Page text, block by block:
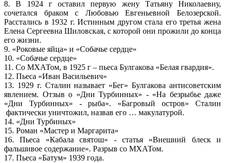
8. В 1924 г оставил первую жену Татьяну Николаевну,
сочетался браком с Любовью Евгеньевной Белозерской.
Расстались в 1932 г. Истинным другом стала его третья жена
Елена Сергеевна Шиловская, с которой они прожили до конца
его жизни.
9. «Роковые яйца» и «Собачье сердце»
10. «Собачье сердце»
11. Со МХАТом, в 1925 г – пьеса Булгакова «Белая гвардия».
12. Пьеса «Иван Васильевич»
13. 1929 г. Сталин называет «Бег» Булгакова антисоветским
явлением. Отзыв о «Дни Турбинных» - «На безрыбье даже
«Дни Турбинных» - рыба». «Багровый остров» Сталин
фактически уничтожил, назвав его … макулатурой.
14. «Дни Турбиных»
15. Роман «Мастер и Маргарита»
16. Пьеса «Кабала святош» - статья «Внешний блеск и
фальшивое содержание». Разрыв со МХАТом.
17. Пьеса «Батум» 1939 года.